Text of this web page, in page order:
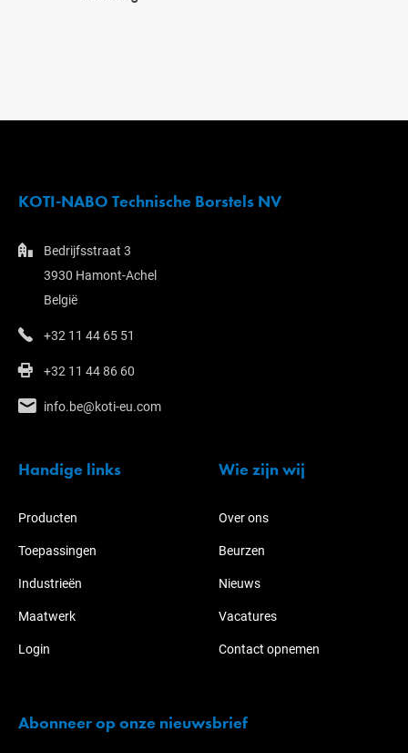
KOTI-NABO Technische Borstels NV
Bedrijfsstraat 3
3930 Hamont-Achel
België
+32 11 44 65 51
+32 11 44 86 60
info.be@koti-eu.com
Handige links
Producten
Toepassingen
Industrieën
Maatwerk
Login
Wie zijn wij
Over ons
Beurzen
Nieuws
Vacatures
Contact opnemen
Abonneer op onze nieuwsbrief